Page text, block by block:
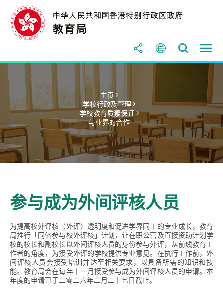
主页 >
学校行政及管理 >
学校教育质素保证 >
与业界的合作
参与成为外间评核人员
为提高校外评核（外评）透明度和促进学界同工的专业成长，教育
局推行「同侪参与校外评核」计划，让在职公营及直接资助计划学
校的校长和副校长以外间评核人员的身份参与外评，从前线教育工
作者的角度，为接受外评的学校提供专业意见。在执行工作前，外
间评核人员会接受培训并达至相关要求，以具备所需的知识和技
能。教育局会在每年十一月接受参与成为外间评核人员的申请。本
年度的申请已于二零二六年二月二十七日截止。